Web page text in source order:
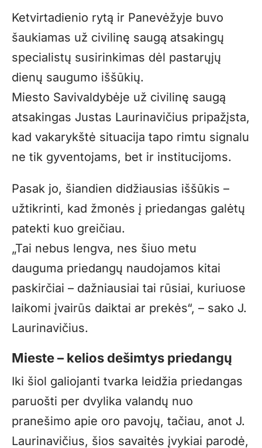
Ketvirtadienio rytą ir Panevėžyje buvo
šaukiamas už civilinę saugą atsakingų
specialistų susirinkimas dėl pastarųjų
dienų saugumo iššūkių.
Miesto Savivaldybėje už civilinę saugą
atsakingas Justas Laurinavičius pripažįsta,
kad vakarykštė situacija tapo rimtu signalu
ne tik gyventojams, bet ir institucijoms.
Pasak jo, šiandien didžiausias iššūkis –
užtikrinti, kad žmonės į priedangas galėtų
patekti kuo greičiau.
„Tai nebus lengva, nes šiuo metu
dauguma priedangų naudojamos kitai
paskirčiai – dažniausiai tai rūsiai, kuriuose
laikomi įvairūs daiktai ar prekės“, – sako J.
Laurinavičius.
Mieste – kelios dešimtys priedangų
Iki šiol galiojanti tvarka leidžia priedangas
paruošti per dvylika valandų nuo
pranešimo apie oro pavojų, tačiau, anot J.
Laurinavičius, šios savaitės įvykiai parodė,